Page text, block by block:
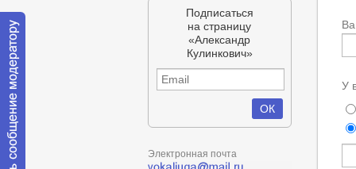
Подписаться
на страницу
«Александр
Кулинкович»
Электронная почта
У